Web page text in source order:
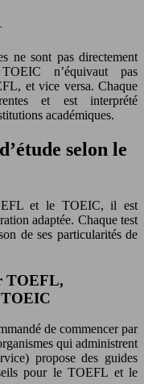
ne sont pas directement
n’équivaut pas
et vice versa. Chaque
et est interprété
académiques.
selon le
et le TOEIC, il est
adaptée. Chaque test
de ses particularités de
TOEFL,
TOEIC
de commencer par
qui administrent
propose des guides
pour le TOEFL et le